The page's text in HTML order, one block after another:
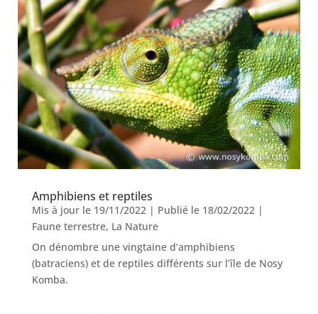
Amphibiens et reptiles
Mis à jour le 19/11/2022 | Publié le 18/02/2022|
Faune terrestre, La Nature
On dénombre une vingtaine d’amphibiens
(batraciens) et de reptiles différents sur l’île de Nosy
Komba.